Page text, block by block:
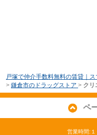
戸塚で仲介手数料無料の賃貸｜
> 鎌倉市のドラッグストア > クリ
ペ
営業時間: